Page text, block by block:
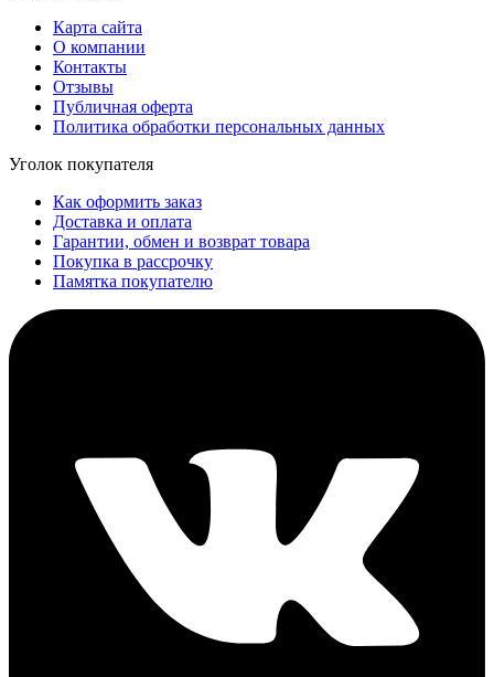
Карта сайта
О компании
Контакты
Отзывы
Публичная оферта
Политика обработки персональных данных
Уголок покупателя
Как оформить заказ
Доставка и оплата
Гарантии, обмен и возврат товара
Покупка в рассрочку
Памятка покупателю